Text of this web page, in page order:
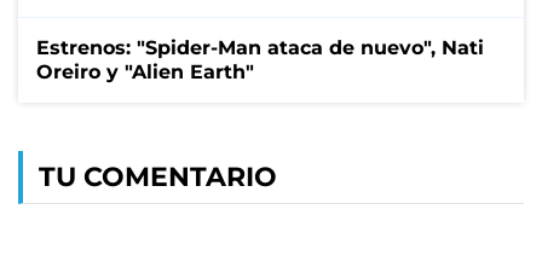
Estrenos: "Spider-Man ataca de nuevo", Nati
Oreiro y "Alien Earth"
TU COMENTARIO